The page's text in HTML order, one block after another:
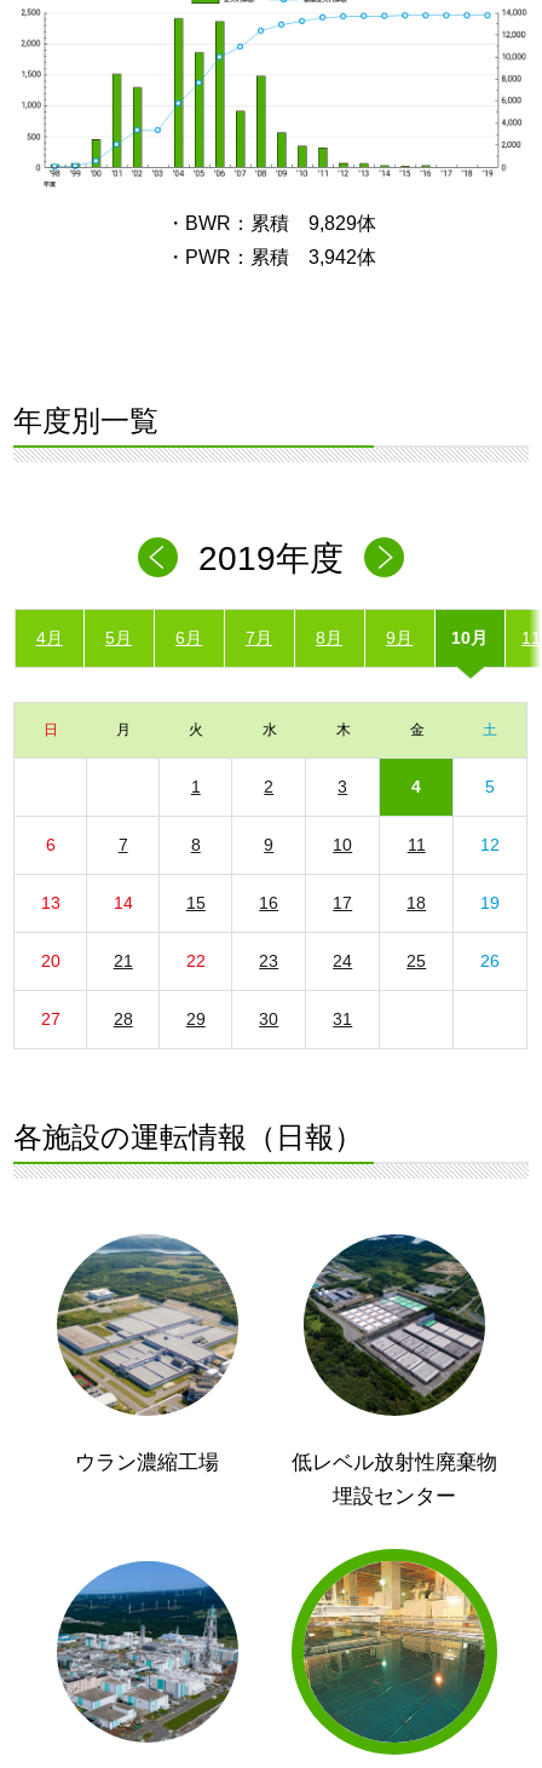
・BWR：累積 9,829体
・PWR：累積 3,942体
年度別一覧
2019年度
4月 5月 6月 7月 8月 9月 10月
日 月 火 水 木 金 土
1 2 3 4 5
6 7 8 9 10 11 12
13 14 15 16 17 18 19
20 21 22 23 24 25 26
27 28 29 30 31
各施設の運転情報（日報）
ウラン濃縮工場
低レベル放射性廃棄物
埋設センター